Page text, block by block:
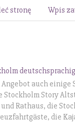
stronę Wpis
auch
Stockholm Story
Rathaus, die
die